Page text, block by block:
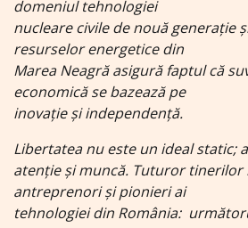
domeniul tehnologiei
nucleare civile de nouă generație
resurselor energetice din
Marea Neagră asigură faptul că
economică se bazează pe
inovație și independență.
Libertatea nu este un ideal static;
atenție și muncă. Tuturor tinerilor
antreprenori și pionieri ai
tehnologiei din România: